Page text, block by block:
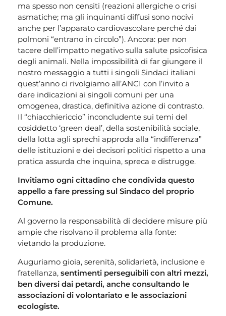
ma spesso non censiti (reazioni allergiche o crisi
asmatiche; ma gli inquinanti diffusi sono nocivi
anche per l’apparato cardiovascolare perché dai
polmoni “entrano in circolo”). Ancora: per non
tacere dell’impatto negativo sulla salute psicofisica
degli animali. Nella impossibilità di far giungere il
nostro messaggio a tutti i singoli Sindaci italiani
quest’anno ci rivolgiamo all’ANCI con l’invito a
dare indicazioni ai singoli comuni per una
omogenea, drastica, definitiva azione di contrasto.
Il “chiacchiericcio” inconcludente sui temi del
cosiddetto ‘green deal’, della sostenibilità sociale,
della lotta agli sprechi approda alla “indifferenza”
delle istituzioni e dei decisori politici rispetto a una
pratica assurda che inquina, spreca e distrugge.
Invitiamo ogni cittadino che condivida questo
appello a fare pressing sul Sindaco del proprio
Comune.
Al governo la responsabilità di decidere misure più
ampie che risolvano il problema alla fonte:
vietando la produzione.
Auguriamo gioia, serenità, solidarietà, inclusione e
fratellanza, sentimenti perseguibili con altri mezzi,
ben diversi dai petardi, anche consultando le
associazioni di volontariato e le associazioni
ecologiste.